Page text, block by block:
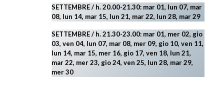
SETTEMBRE / h. 20.00-21.30: mar 01, lun 07, mar
08, lun 14, mar 15, lun 21, mar 22, lun 28, mar 29
SETTEMBRE / h. 21.30-23.00: mar 01, mer 02, gio
03, ven 04, lun 07, mar 08, mer 09, gio 10, ven 11,
lun 14, mar 15, mer 16, gio 17, ven 18, lun 21,
mar 22, mer 23, gio 24, ven 25, lun 28, mar 29,
mer 30